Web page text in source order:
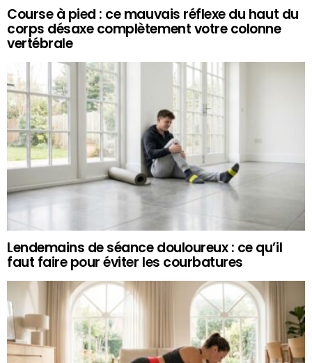
Course à pied : ce mauvais réflexe du haut du
corps désaxe complètement votre colonne
vertébrale
Lendemains de séance douloureux : ce qu’il
faut faire pour éviter les courbatures